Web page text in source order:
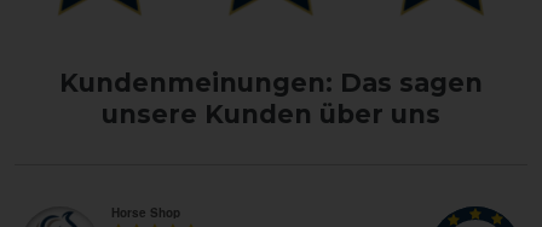
Kundenmeinungen: Das sagen
unsere Kunden über uns